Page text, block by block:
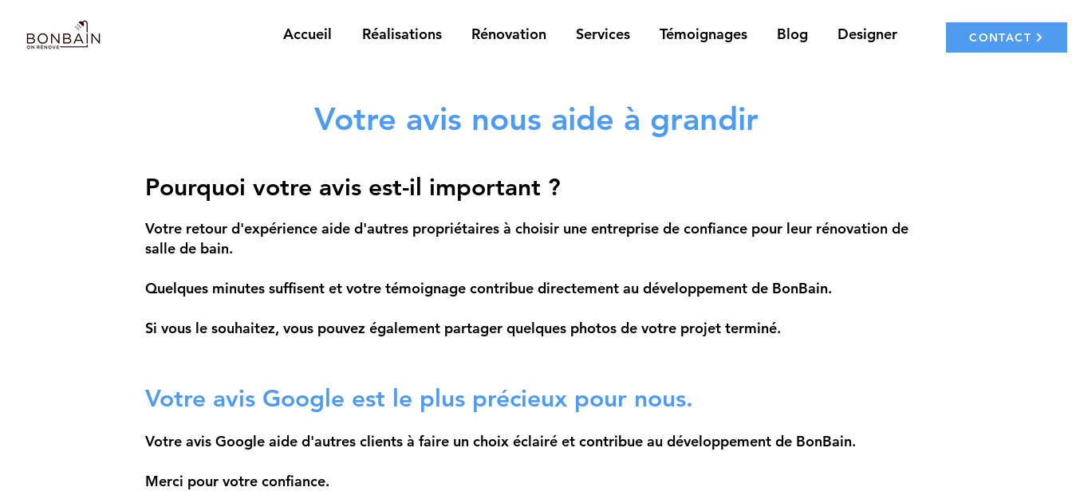
Accueil Réalisations Rénovation Services Témoignages Blog Designer CONTACT
Votre avis nous aide à grandir
Pourquoi votre avis est-il important ?
Votre retour d'expérience aide d'autres propriétaires à choisir une entreprise de confiance pour leur rénovation de
salle de bain.
Quelques minutes suffisent et votre témoignage contribue directement au développement de BonBain.
Si vous le souhaitez, vous pouvez également partager quelques photos de votre projet terminé.
Votre avis Google est le plus précieux pour nous.
Votre avis Google aide d'autres clients à faire un choix éclairé et contribue au développement de BonBain.
Merci pour votre confiance.